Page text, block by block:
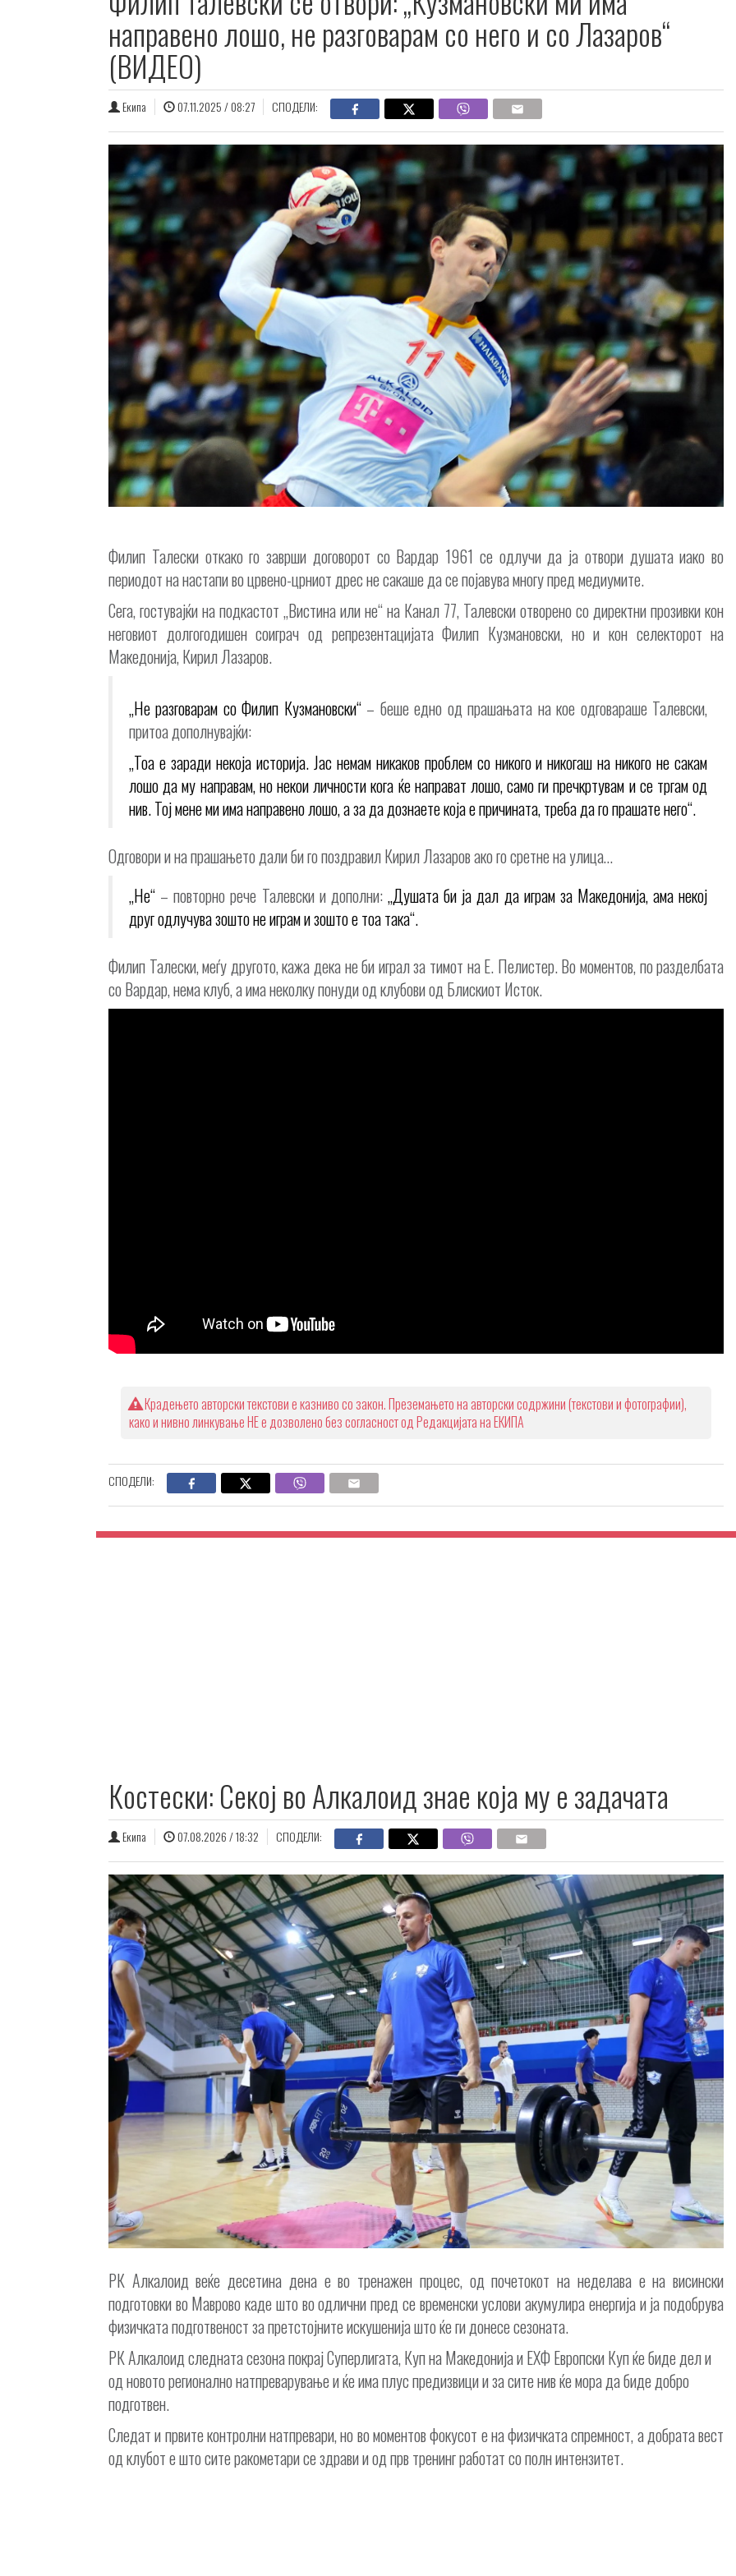
направено лошо, не разговарам со него и со Лазаров“
(ВИДЕО)
Екипа 07.11.2025 / 08:27 СПОДЕЛИ:
Филип Талески откако го заврши договорот со Вардар 1961 се одлучи да ја отвори душата иако во
периодот на настапи во црвено-црниот дрес не сакаше да се појавува многу пред медиумите.
Сега, гостувајќи на подкастот „Вистина или не“ на Канал 77, Талевски отворено со директни прозивки кон
неговиот долгогодишен соиграч од репрезентацијата Филип Кузмановски, но и кон селекторот на
Македонија, Кирил Лазаров.
„Не разговарам со Филип Кузмановски“– беше едно од прашањата на кое одговараше Талевски,
притоа дополнувајќи:
„Тоа е заради некоја историја. Јас немам никаков проблем со никого и никогаш на никого не сакам
лошо да му направам, но некои личности кога ќе направат лошо, само ги пречкртувам и се тргам од
нив. Тој мене ми има направено лошо, а за да дознаете која е причината, треба да го прашате него“.
Одговори и на прашањето дали би го поздравил Кирил Лазаров ако го сретне на улица…
„Не“ – повторно рече Талевски и дополни: „Душата би ја дал да играм за Македонија, ама некој
друг одлучува зошто не играм и зошто е тоа така“.
Филип Талески, меѓу другото, кажа дека не би играл за тимот на Е. Пелистер. Во моментов, по разделбата
со Вардар, нема клуб, а има неколку понуди од клубови од Блискиот Исток.
Крадењето авторски текстови е казниво со закон. Преземањето на авторски содржини (текстови и фотографии),
како и нивно линкување НЕ е дозволено без согласност од Редакцијата на ЕКИПА
СПОДЕЛИ:
Костески: Секој во Алкалоид знае која му е задачата
Екипа 07.08.2026 / 18:32 СПОДЕЛИ:
РК Алкалоид веќе десетина дена е во тренажен процес, од почетокот на неделава е на висински
подготовки во Маврово каде што во одлични пред сe временски услови акумулира енергија и ја подобрува
физичката подготвеност за претстојните искушенија што ќе ги донесе сезоната.
РК Алкалоид следната сезона покрај Суперлигата, Куп на Македонија и ЕХФ Европски Куп ќе биде дел и
од новото регионално натпреварување и ќе има плус предизвици и за сите нив ќе мора да биде добро
подготвен.
Следат и првите контролни натпревари, но во моментов фокусот е на физичката спремност, а добрата вест
од клубот е што сите ракометари се здрави и од прв тренинг работат со полн интензитет.